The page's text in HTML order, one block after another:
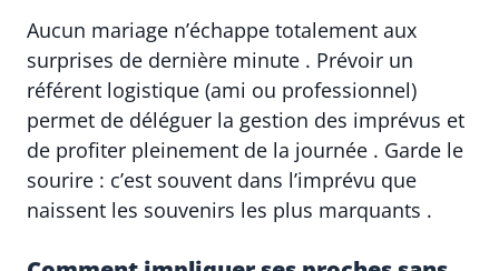
Aucun mariage n’échappe totalement aux
surprises de dernière minute . Prévoir un
référent logistique (ami ou professionnel)
permet de déléguer la gestion des imprévus et
de profiter pleinement de la journée . Garde le
sourire : c’est souvent dans l’imprévu que
naissent les souvenirs les plus marquants .